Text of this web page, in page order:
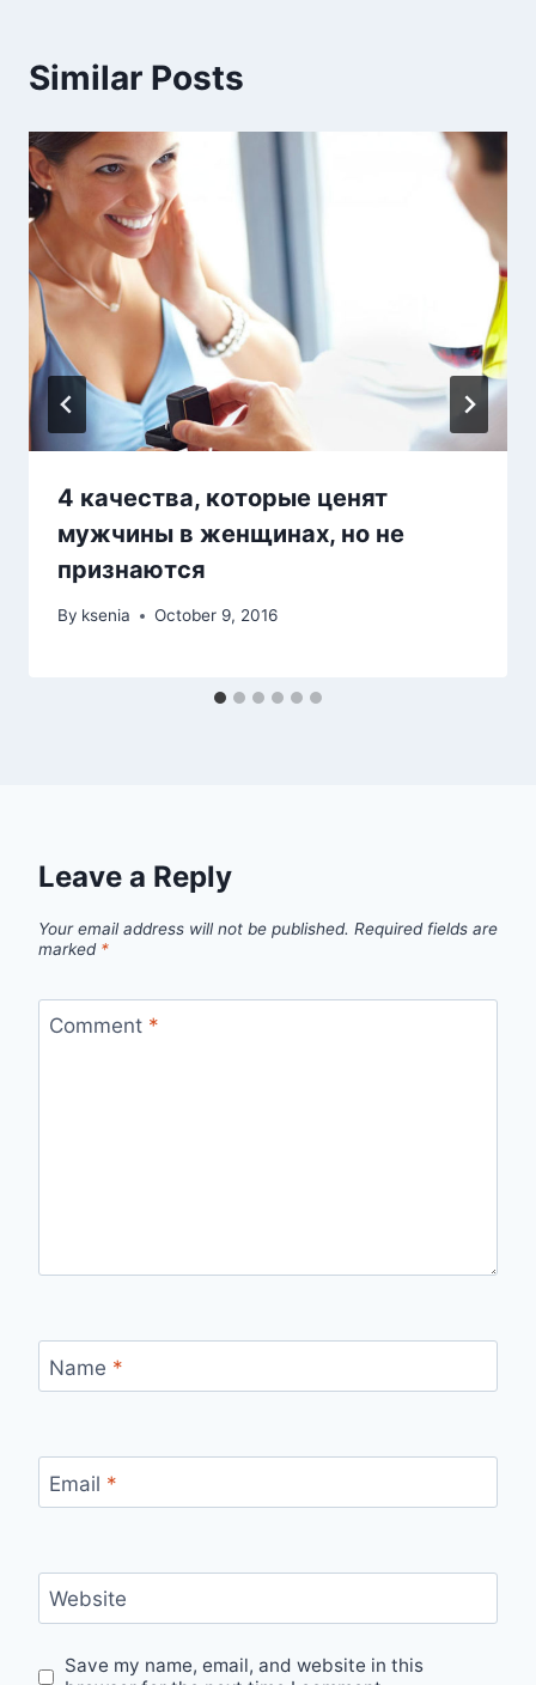
Similar Posts
4 качества, которые ценят
мужчины в женщинах, но не
признаются
By ksenia October 9, 2016
Leave a Reply
Your email address will not be published. Required fields are
marked *
Comment *
Name *
Email *
Website
Save my name, email, and website in this